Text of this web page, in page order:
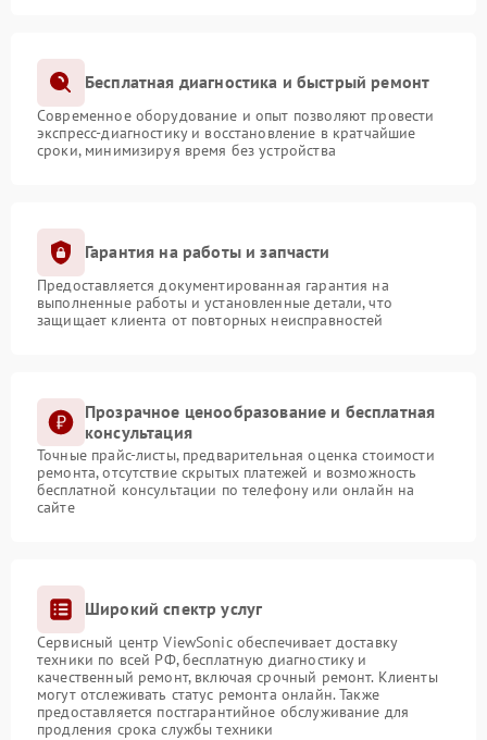
Бесплатная диагностика и быстрый ремонт
Современное оборудование и опыт позволяют провести
экспресс-диагностику и восстановление в кратчайшие
сроки, минимизируя время без устройства
Гарантия на работы и запчасти
Предоставляется документированная гарантия на
выполненные работы и установленные детали, что
защищает клиента от повторных неисправностей
Прозрачное ценообразование и бесплатная
консультация
Точные прайс-листы, предварительная оценка стоимости
ремонта, отсутствие скрытых платежей и возможность
бесплатной консультации по телефону или онлайн на
сайте
Широкий спектр услуг
Сервисный центр ViewSonic обеспечивает доставку
техники по всей РФ, бесплатную диагностику и
качественный ремонт, включая срочный ремонт. Клиенты
могут отслеживать статус ремонта онлайн. Также
предоставляется постгарантийное обслуживание для
продления срока службы техники